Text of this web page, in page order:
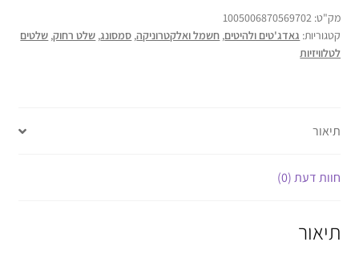
מק"ט: 1005006870569702
קטגוריות: גאדג'טים ולהיטים, חשמל ואלקטרוניקה, סמסונג, שלט רחוק, שלטים
לטלוויזיות
תיאור
חוות דעת (0)
תיאור